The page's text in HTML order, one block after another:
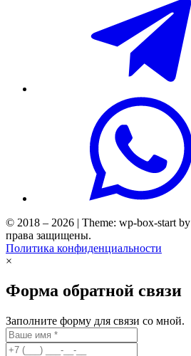
© 2018 – 2026 | Theme: wp-box-start by
права защищены.
Политика конфиденциальности
×
Форма обратной связи
Заполните форму для связи со мной.